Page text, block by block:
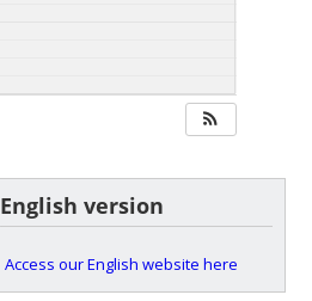
English version
Access our English website here